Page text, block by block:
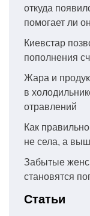
откуда
помогает ли
Киевстар
пополнения
Жара и
в
отравлений
Как
не села, а
Забытые
становятся
Статьи